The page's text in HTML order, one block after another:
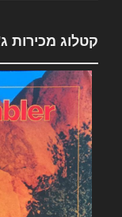
קטלוג מכירות ג'יפ